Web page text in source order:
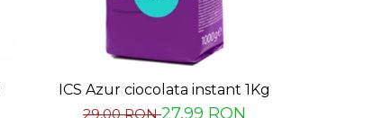
ICS Azur ciocolata instant 1Kg
29,00 RON27,99 RON